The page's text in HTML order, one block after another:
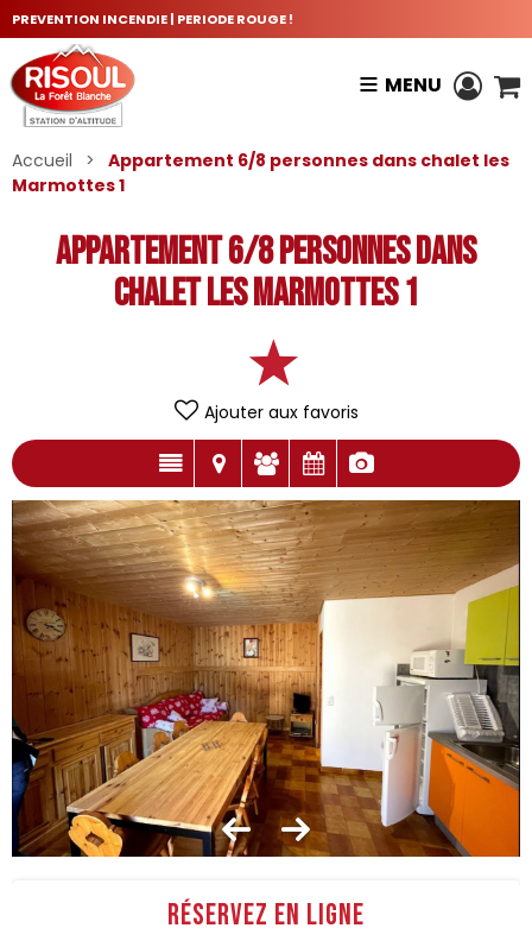
PREVENTION INCENDIE | PERIODE ROUGE !
MENU
Accueil >
Appartement 6/8 personnes dans chalet les
Marmottes 1
Appartement 6/8 personnes dans
chalet les Marmottes 1
Ajouter aux favoris
Réservez en ligne